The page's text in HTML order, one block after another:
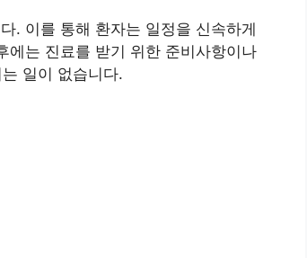
. 이를 통해 환자는 일정을 신속하게
에는 진료를 받기 위한 준비사항이나
일이 없습니다.